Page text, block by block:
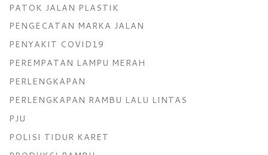
PATOK JALAN PLASTIK
PENGECATAN MARKA JALAN
PENYAKIT COVID19
PEREMPATAN LAMPU MERAH
PERLENGKAPAN
PERLENGKAPAN RAMBU LALU LINTAS
PJU
POLISI TIDUR KARET